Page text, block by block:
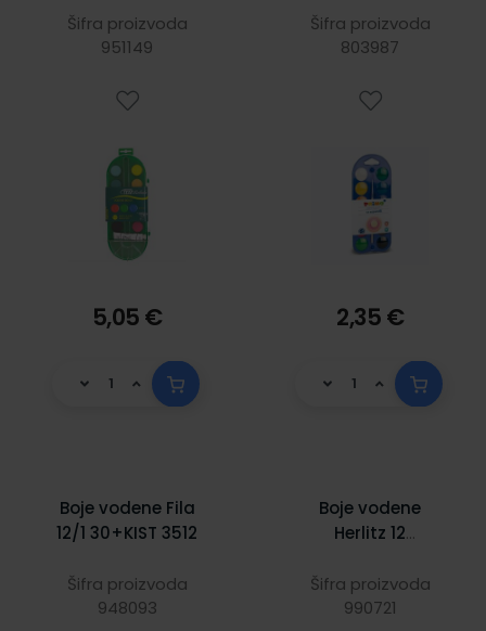
mm Toz
Šifra proizvoda
951149
5,05 €
Šifra proizvoda
803987
2,35 €
Boje vodene Fila
12/1 30+KIST 3512
Šifra proizvoda
948093
Boje vodene
Herlitz 12
tempera
Šifra proizvoda
990721